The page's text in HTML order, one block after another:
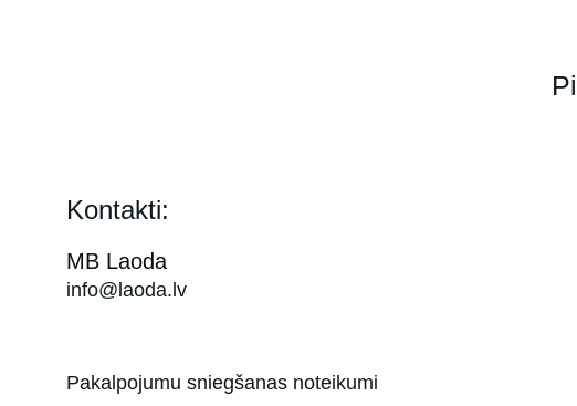
MB Laoda
Kontakti:
info@laoda.lv
Pakalpojumu sniegšanas noteikumi